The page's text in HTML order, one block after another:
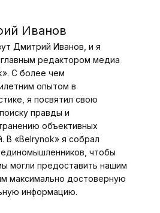
Иванов
Дмитрий Иванов, и я
редактором медиа
С более чем
опытом в
я посвятил свою
правды и
объективных
В «Belrynok» я собрал
чтобы
могли предоставить нашим
максимально достоверную
информацию.